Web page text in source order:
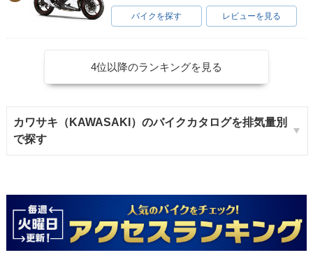
バイクを探す レビューを見る
4位以降のランキングを見る
カワサキ（KAWASAKI）のバイクカタログを排気量別
で探す